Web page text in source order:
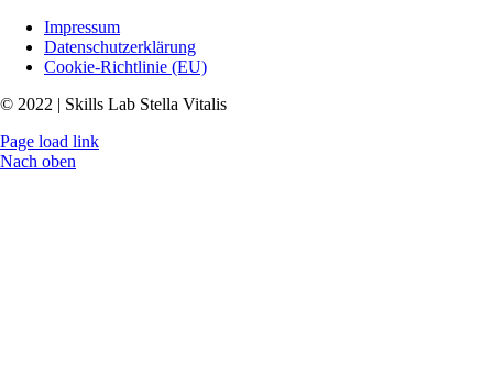
Impressum
Datenschutzerklärung
Cookie-Richtlinie (EU)
© 2022 | Skills Lab Stella Vitalis
Page load link
Nach oben